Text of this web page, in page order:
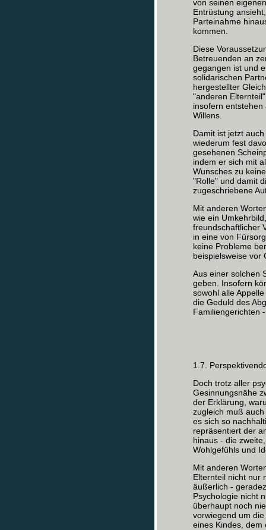
von seinen
Entrüstung
Parteinahme
kommen.
Diese
Betreuenden an
gegangen ist und
solidarischen
hergestellter
"anderen
insofern
Willens.
Damit ist jetzt
wiederum fest
gesehenen
indem er sich mit
Wunsches zu
"Rolle" und damit
zugeschriebene
Mit anderen
wie ein
freundschaftlicher
in eine von
keine Probleme
beispielsweise vor
Aus einer solchen
geben. Insofern
sowohl alle
die Geduld des
Familiengerichten
1.7.
Doch trotz aller
Gesinnungsnähe
der Erklärung,
zugleich muß
es sich so
repräsentiert der
hinaus - die
Wohlgefühls und
Mit anderen
Elternteil nicht nur
äußerlich -
Psychologie nicht
überhaupt noch
vorwiegend um
eines Kindes, dem